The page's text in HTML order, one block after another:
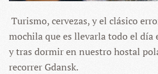
Turismo, cervezas, y el clásico
mochila que es llevarla todo el día
y tras dormir en nuestro hostal
recorrer Gdansk.